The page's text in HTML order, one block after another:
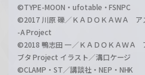
©TYPE-MOON・ufotable・FSNPC
©2017 川原 礫／ＫＡＤＯＫＡＷＡ ア
-A Project
©2018 鴨志田 一／ＫＡＤＯＫＡＷＡ
ブタ Project イラスト／溝口ケージ
©CLAMP・ST／講談社・NEP・NHK